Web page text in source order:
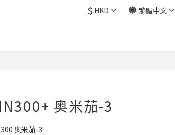
$ HKD 繁體中文
奥米茄-3
300 奧米茄-3